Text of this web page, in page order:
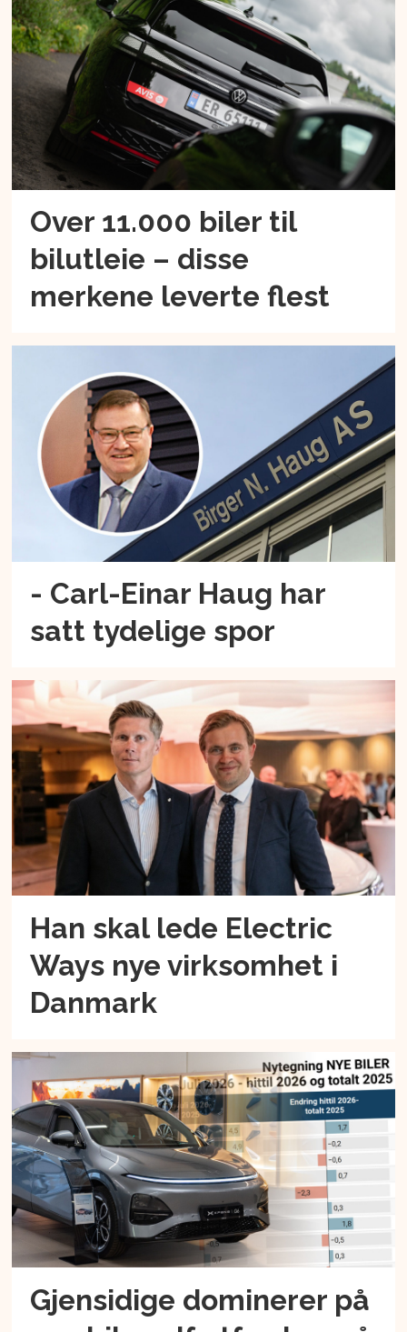
Over 11.000 biler til
bilutleie – disse
merkene leverte flest
- Carl-Einar Haug har
satt tydelige spor
Han skal lede Electric
Ways nye virksomhet i
Danmark
Gjensidige dominerer på